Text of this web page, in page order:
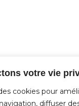
votre vie
cookies pour
diffuser